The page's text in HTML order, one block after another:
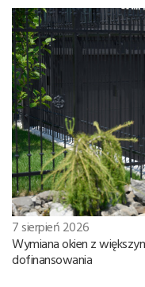
7 sierpień 2026
Wymiana okien z
dofinansowania